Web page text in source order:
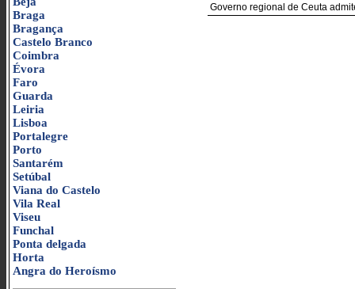
Braga
Bragança
Castelo Branco
Coimbra
Évora
Faro
Guarda
Leiria
Lisboa
Portalegre
Porto
Santarém
Setúbal
Viana do Castelo
Vila Real
Viseu
Funchal
Ponta delgada
Horta
Angra do Heroísmo
Governo regional de Ceuta